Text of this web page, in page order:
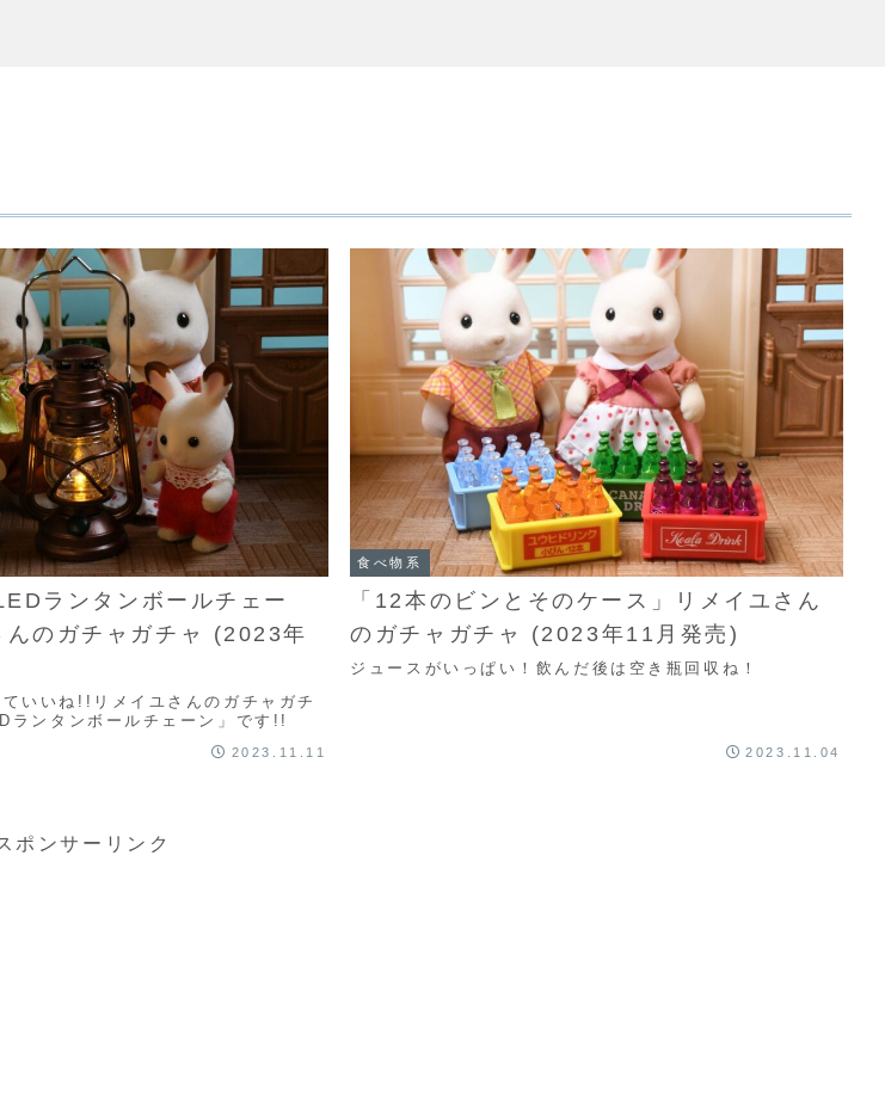
ランタンボールチェー
んのガチャガチャ (2023年
いいね!!リメイユさんのガチャガチ
ランタンボールチェーン」です!!
2023.11.11
食べ物系
「12本のビンとそのケース」リメイユさん
のガチャガチャ (2023年11月発売)
ジュースがいっぱい！飲んだ後は空き瓶回収ね！
2023.11.04
ポンサーリンク